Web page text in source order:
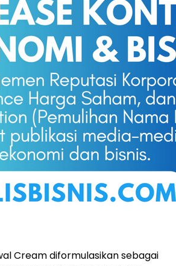
Cream diformulasikan sebagai